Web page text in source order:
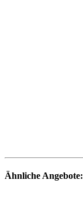
Ähnliche Angebote: